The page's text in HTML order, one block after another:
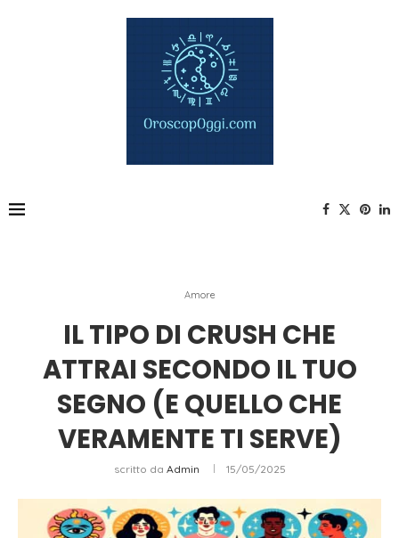
Amore
IL TIPO DI CRUSH CHE
ATTRAI SECONDO IL TUO
SEGNO (E QUELLO CHE
VERAMENTE TI SERVE)
scritto da Admin 15/05/2025